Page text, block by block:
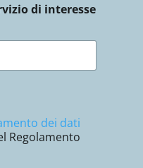
di interesse
dei dati
Regolamento